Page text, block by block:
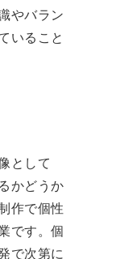
やバラン
いること
として
かどうか
作で個性
です。個
で次第に